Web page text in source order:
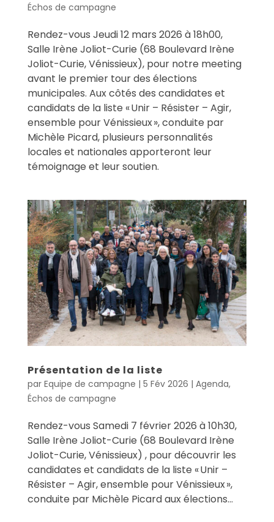
Échos de campagne
Rendez-vous Jeudi 12 mars 2026 à 18h00,
Salle Irène Joliot-Curie (68 Boulevard Irène
Joliot-Curie, Vénissieux), pour notre meeting
avant le premier tour des élections
municipales. Aux côtés des candidates et
candidats de la liste « Unir – Résister – Agir,
ensemble pour Vénissieux », conduite par
Michèle Picard, plusieurs personnalités
locales et nationales apporteront leur
témoignage et leur soutien.
Présentation de la liste
par Equipe de campagne | 5 Fév 2026 | Agenda,
Échos de campagne
Rendez-vous Samedi 7 février 2026 à 10h30,
Salle Irène Joliot-Curie (68 Boulevard Irène
Joliot-Curie, Vénissieux) , pour découvrir les
candidates et candidats de la liste « Unir –
Résister – Agir, ensemble pour Vénissieux »,
conduite par Michèle Picard aux élections...